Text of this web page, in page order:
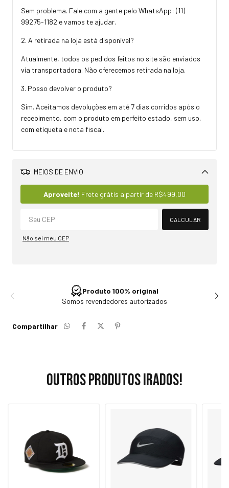
Sem problema. Fale com a gente pelo WhatsApp: (11)
99275-1182 e vamos te ajudar.
2. A retirada na loja está disponível?
Atualmente, todos os pedidos feitos no site são enviados
via transportadora. Não oferecemos retirada na loja.
3. Posso devolver o produto?
Sim. Aceitamos devoluções em até 7 dias corridos após o
recebimento, com o produto em perfeito estado, sem uso,
com etiqueta e nota fiscal.
MEIOS DE ENVIO
Aproveite! Frete grátis a partir de R$499,00
CALCULAR
Não sei meu CEP
Produto 100% original
Somos revendedores autorizados
Compartilhar
Outros produtos irados!